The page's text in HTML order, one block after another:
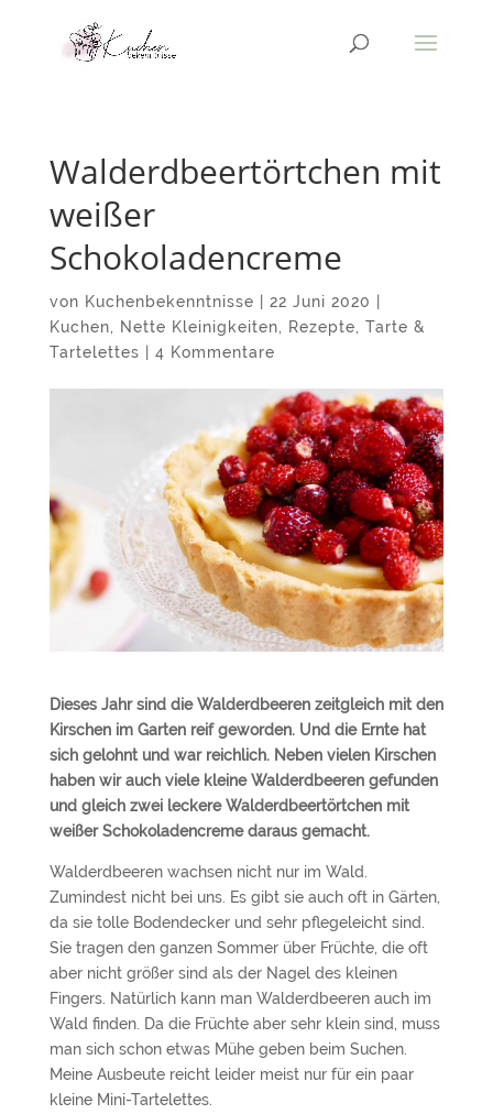
Walderdbeertörtchen mit
weißer
Schokoladencreme
von Kuchenbekenntnisse 22 Juni 2020
Kuchen
Nette Kleinigkeiten Rezepte
Tarte &
Tartelettes
4 Kommentare
Dieses Jahr sind die Walderdbeeren zeitgleich mit den
Kirschen im Garten reif geworden. Und die Ernte hat
sich gelohnt und war reichlich. Neben vielen Kirschen
haben wir auch viele kleine Walderdbeeren gefunden
und gleich zwei leckere Walderdbeertörtchen mit
weißer Schokoladencreme daraus gemacht.
Walderdbeeren wachsen nicht nur im Wald.
Zumindest nicht bei uns. Es gibt sie auch oft in Gärten,
da sie tolle Bodendecker und sehr pflegeleicht sind.
Sie tragen den ganzen Sommer über Früchte, die oft
aber nicht größer sind als der Nagel des kleinen
Fingers. Natürlich kann man Walderdbeeren auch im
Wald finden. Da die Früchte aber sehr klein sind, muss
man sich schon etwas Mühe geben beim Suchen.
Meine Ausbeute reicht leider meist nur für ein paar
kleine Mini-Tartelettes.